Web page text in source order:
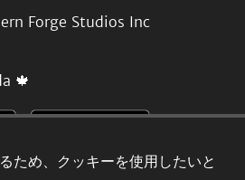
ため、クッキーを使用したいと
Forge Studios Inc
🍁